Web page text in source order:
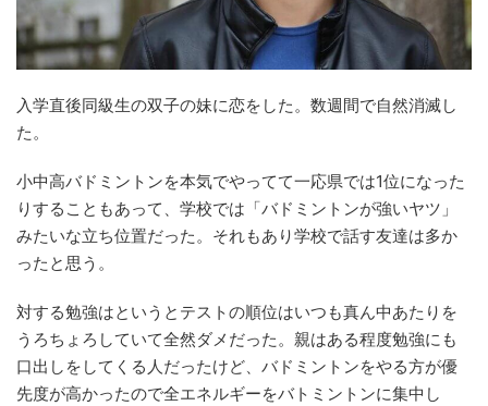
入学直後同級生の双子の妹に恋をした。数週間で自然消滅し
た。
小中高バドミントンを本気でやってて一応県では1位になった
りすることもあって、学校では「バドミントンが強いヤツ」
みたいな立ち位置だった。それもあり学校で話す友達は多か
ったと思う。
対する勉強はというとテストの順位はいつも真ん中あたりを
うろちょろしていて全然ダメだった。親はある程度勉強にも
口出しをしてくる人だったけど、バドミントンをやる方が優
先度が高かったので全エネルギーをバトミントンに集中し